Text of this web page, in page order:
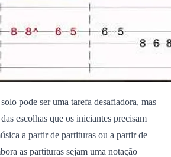
pode ser uma tarefa desafiadora, mas
escolhas que os iniciantes precisam
a partir de partituras ou a partir de
as partituras sejam uma notação